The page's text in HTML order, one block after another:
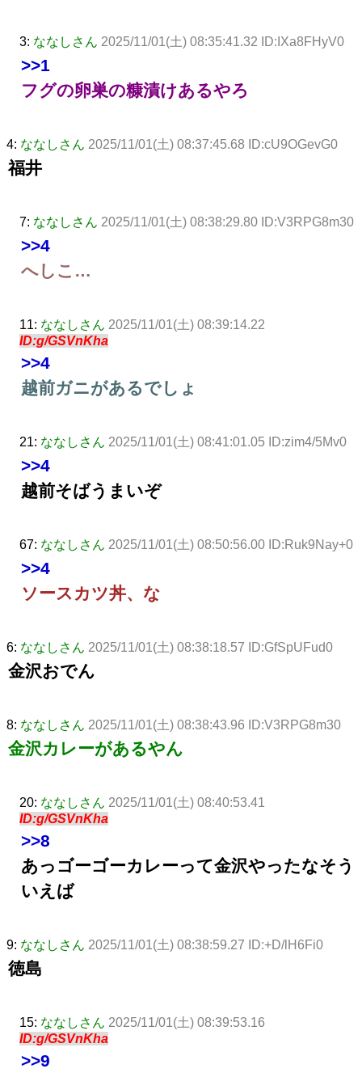
3: ななしさん 2025/11/01(土) 08:35:41.32 ID:IXa8FHyV0
>>1
フグの卵巣の糠漬けあるやろ
4: ななしさん 2025/11/01(土) 08:37:45.68 ID:cU9OGevG0
福井
7: ななしさん 2025/11/01(土) 08:38:29.80 ID:V3RPG8m30
>>4
へしこ…
11: ななしさん 2025/11/01(土) 08:39:14.22
ID:g/GSVnKha
>>4
越前ガニがあるでしょ
21: ななしさん 2025/11/01(土) 08:41:01.05 ID:zim4/5Mv0
>>4
越前そばうまいぞ
67: ななしさん 2025/11/01(土) 08:50:56.00 ID:Ruk9Nay+0
>>4
ソースカツ丼、な
6: ななしさん 2025/11/01(土) 08:38:18.57 ID:GfSpUFud0
金沢おでん
8: ななしさん 2025/11/01(土) 08:38:43.96 ID:V3RPG8m30
金沢カレーがあるやん
20: ななしさん 2025/11/01(土) 08:40:53.41
ID:g/GSVnKha
>>8
あっゴーゴーカレーって金沢やったなそう
いえば
9: ななしさん 2025/11/01(土) 08:38:59.27 ID:+D/lH6Fi0
徳島
15: ななしさん 2025/11/01(土) 08:39:53.16
ID:g/GSVnKha
>>9